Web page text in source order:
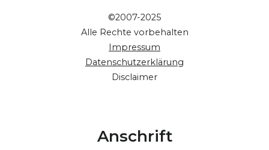
©2007-2025
Alle Rechte vorbehalten
Impressum
Datenschutzerklärung
Disclaimer
Anschrift